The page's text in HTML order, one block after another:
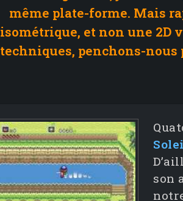
même plate-forme. Mais
isométrique, et non une 2D
techniques, penchons-nous
son